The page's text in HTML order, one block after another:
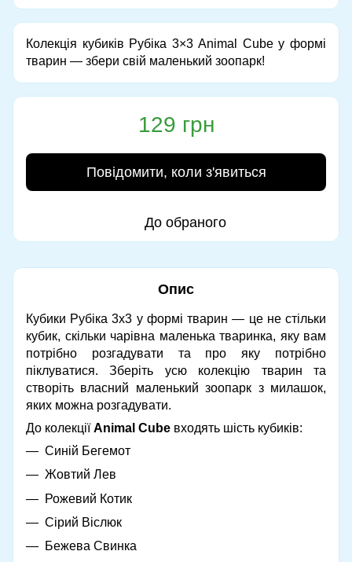
Колекція кубиків Рубіка 3×3 Animal Cube у формі
тварин — збери свій маленький зоопарк!
129 грн
Повідомити, коли з'явиться
До обраного
Опис
Кубики Рубіка 3x3 у формі тварин — це не стільки
кубик, скільки чарівна маленька тваринка, яку вам
потрібно розгадувати та про яку потрібно
піклуватися. Зберіть усю колекцію тварин та
створіть власний маленький зоопарк з милашок,
яких можна розгадувати.
До колекціїAnimal Cube входять шість кубиків:
Синій Бегемот
Жовтий Лев
Рожевий Котик
Сірий Віслюк
Бежева Свинка